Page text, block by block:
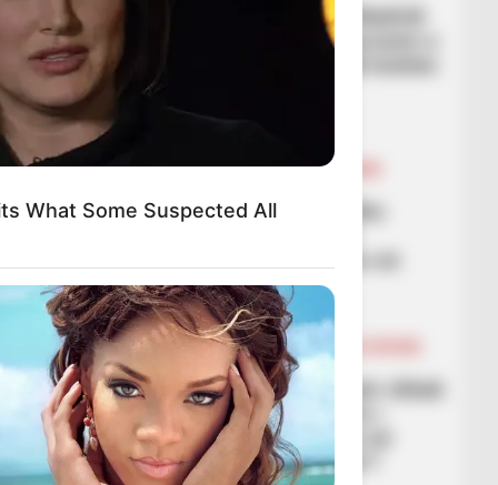
Harrojeni Haland! Real Madridi
po bëhet gati për operacionin e
e Galatasaray
March 13, 2026
FUTBOLL SHQIPTAR KAT. SUPERIORE
Apolonia-Skënderbeu dhe
Kategorinë e Parë
March 13, 2026 Sport Ekspres
BALLINA BALLINA STATIKE
KUPA E BOTËS
Humbi Kupën e Botës për shkak
dëmtimi, postimi prekës i
portierit: E kam shpirtin në
copa, pyes veten ‘përse’?
What Some Suspected All